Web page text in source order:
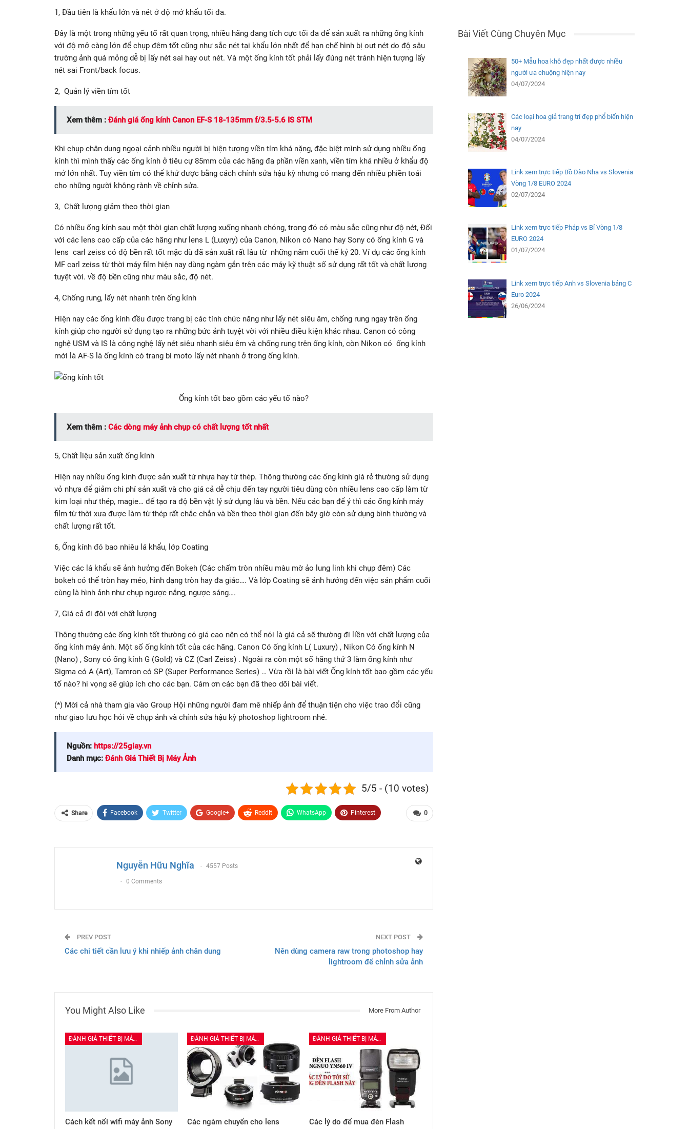
1, Đầu tiên là khẩu lớn và nét ở độ mở khẩu tối đa.
Đây là một trong những yếu tố rất quan trọng, nhiều hãng đang tích cực tối đa để sản xuất ra những ống kính
với độ mở càng lớn để chụp đêm tốt cũng như sắc nét tại khẩu lớn nhất để hạn chế hình bị out nét do độ sâu
trường ảnh quá mỏng dễ bị lấy nét sai hay out nét. Và một ống kính tốt phải lấy đúng nét tránh hiện tượng lấy
nét sai Front/back focus.
2, Quản lý viền tím tốt
Xem thêm : Đánh giá ống kính Canon EF-S 18-135mm f/3.5-5.6 IS STM
Khi chụp chân dung ngoại cảnh nhiều người bị hiện tượng viền tím khá nặng, đặc biệt mình sử dụng nhiều ống
kính thì mình thấy các ống kính ở tiêu cự 85mm của các hãng đa phần viền xanh, viền tím khá nhiều ở khẩu độ
mở lớn nhất. Tuy viền tím có thể khử được bằng cách chỉnh sửa hậu kỳ nhưng có mang đến nhiều phiền toái
cho những người không rành về chỉnh sửa.
3, Chất lượng giảm theo thời gian
Có nhiều ống kính sau một thời gian chất lượng xuống nhanh chóng, trong đó có màu sắc cũng như độ nét, Đối
với các lens cao cấp của các hãng như lens L (Luxyry) của Canon, Nikon có Nano hay Sony có ống kính G và
lens carl zeiss có độ bền rất tốt mặc dù đã sản xuất rất lâu từ những năm cuối thế kỷ 20. Ví dụ các ống kính
MF carl zeiss từ thời máy film hiện nay dùng ngàm gắn trên các máy kỹ thuật số sử dụng rất tốt và chất lượng
tuyệt vời. về độ bền cũng như màu sắc, độ nét.
4, Chống rung, lấy nét nhanh trên ống kính
Hiện nay các ống kính đều được trang bị các tính chức năng như lấy nét siêu âm, chống rung ngay trên ống
kính giúp cho người sử dụng tạo ra những bức ảnh tuyệt vời với nhiều điều kiện khác nhau. Canon có công
nghệ USM và IS là công nghệ lấy nét siêu nhanh siêu êm và chống rung trên ống kính, còn Nikon có ống kính
mới là AF-S là ống kính có trang bi moto lấy nét nhanh ở trong ống kính.
Ống kính tốt bao gồm các yếu tố nào?
Xem thêm : Các dòng máy ảnh chụp có chất lượng tốt nhất
5, Chất liệu sản xuất ống kính
Hiện nay nhiều ống kính được sản xuất từ nhựa hay từ thép. Thông thường các ống kính giá rẻ thường sử dụng
vỏ nhựa để giảm chi phí sản xuất và cho giá cả dễ chịu đến tay người tiêu dùng còn nhiều lens cao cấp làm từ
kim loại như thép, magie… để tạo ra độ bền vật lý sử dụng lâu và bền. Nếu các bạn để ý thì các ống kính máy
film từ thời xưa được làm từ thép rất chắc chắn và bền theo thời gian đến bây giờ còn sử dụng bình thường và
chất lượng rất tốt.
6, Ống kính đó bao nhiêu lá khẩu, lớp Coating
Việc các lá khẩu sẽ ảnh hưởng đến Bokeh (Các chấm tròn nhiều màu mờ ảo lung linh khi chụp đêm) Các
bokeh có thể tròn hay méo, hình dạng tròn hay đa giác…. Và lớp Coating sẽ ảnh hưởng đến việc sản phẩm cuối
cùng là hình ảnh như chụp ngược nắng, ngược sáng….
7, Giá cả đi đôi với chất lượng
Thông thường các ống kính tốt thường có giá cao nên có thể nói là giá cả sẽ thường đi liền với chất lượng của
ống kính máy ảnh. Một số ống kính tốt của các hãng. Canon Có ống kính L( Luxury) , Nikon Có ống kính N
(Nano) , Sony có ống kính G (Gold) và CZ (Carl Zeiss) . Ngoài ra còn một số hãng thứ 3 làm ống kính như
Sigma có A (Art), Tamron có SP (Super Performance Series) … Vừa rồi là bài viết Ống kính tốt bao gồm các yếu
tố nào? hi vọng sẽ giúp ích cho các bạn. Cám ơn các bạn đã theo dõi bài viết.
(*) Mời cả nhà tham gia vào Group Hội những người đam mê nhiếp ảnh để thuận tiện cho việc trao đổi cũng
như giao lưu học hỏi về chụp ảnh và chỉnh sửa hậu kỳ photoshop lightroom nhé.
Nguồn: https://25giay.vn
Danh mục: Đánh Giá Thiết Bị Máy Ảnh
5/5 - (10 votes)
0
Share Facebook Twitter Google+ ReddIt WhatsApp Pinterest
Nguyễn Hữu Nghĩa 4557 Posts
0 Comments
PREV POST
Các chi tiết cần lưu ý khi nhiếp ảnh chân dung
NEXT POST
Nên dùng camera raw trong photoshop hay
lightroom để chỉnh sửa ảnh
You Might Also Like More From Author
ĐÁNH GIÁ THIẾT BỊ MÁY ẢNH
Cách kết nối wifi máy ảnh Sony
ĐÁNH GIÁ THIẾT BỊ MÁY ẢNH
Các ngàm chuyển cho lens
ĐÁNH GIÁ THIẾT BỊ MÁY ẢNH
Các lý do để mua đèn Flash
Bài Viết Cùng Chuyên Mục
50+ Mẫu hoa khô đẹp nhất được nhiều
người ưa chuộng hiện nay
04/07/2024
Các loại hoa giả trang trí đẹp phổ biến hiện
nay
04/07/2024
Link xem trực tiếp Bồ Đào Nha vs Slovenia
Vòng 1/8 EURO 2024
02/07/2024
Link xem trực tiếp Pháp vs Bỉ Vòng 1/8
EURO 2024
01/07/2024
Link xem trực tiếp Anh vs Slovenia bảng C
Euro 2024
26/06/2024